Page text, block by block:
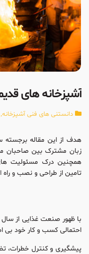
آشپزخانه های
دانستنی های فنی آشپزخانه,
هدف از این مقاله برجسته
زبان مشترک بین صاحبان
همچنین درک مسئولیت
تامین از طراحی و نصب و راه
با ظهور صنعت غذایی از
احتمالی کسب و کار خود بی
پیشگیری و کنترل خطرات،